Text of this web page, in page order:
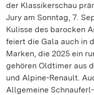
der Klassikerschau
Jury am Sonntag, 7.
Kulisse des barocken
feiert die Gala auch in
Marken, die 2025 ein
gehören Oldtimer aus
und Alpine-Renault.
Allgemeine